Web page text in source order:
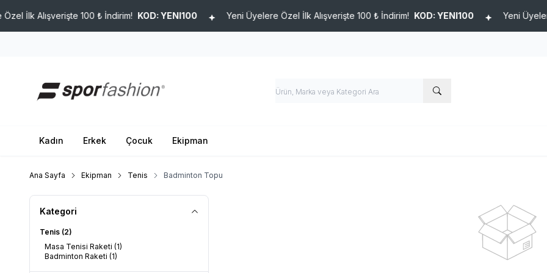
Alışverişte 100 ₺ İndirim!KOD: YENI100 Yeni Üyelere Özel İlk Alışverişte 100 ₺ İndirim!KOD: YENI100 Yeni Üyelere
Kadın Erkek Çocuk Ekipman
Ana Sayfa Ekipman Tenis Badminton Topu
Kategori
Tenis (2)
Masa Tenisi Raketi (1)
Badminton Raketi (1)